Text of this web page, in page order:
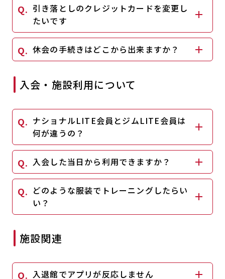
キャンペーン
アクセス 店舗情報・サービス
入会方法
店舗へのお問い合わせ
JOYFIT総合トップ JOYFIT
JOYFIT24 JOYFIT YOGA
JOYFIT+
引き落としのクレジットカードを変更し
たいです
休会の手続きはどこから出来ますか？
入会・施設利用について
ナショナルLITE会員とジムLITE会員は
何が違うの？
入会した当日から利用できますか？
どのような服装でトレーニングしたらい
い？
施設関連
入退館でアプリが反応しません